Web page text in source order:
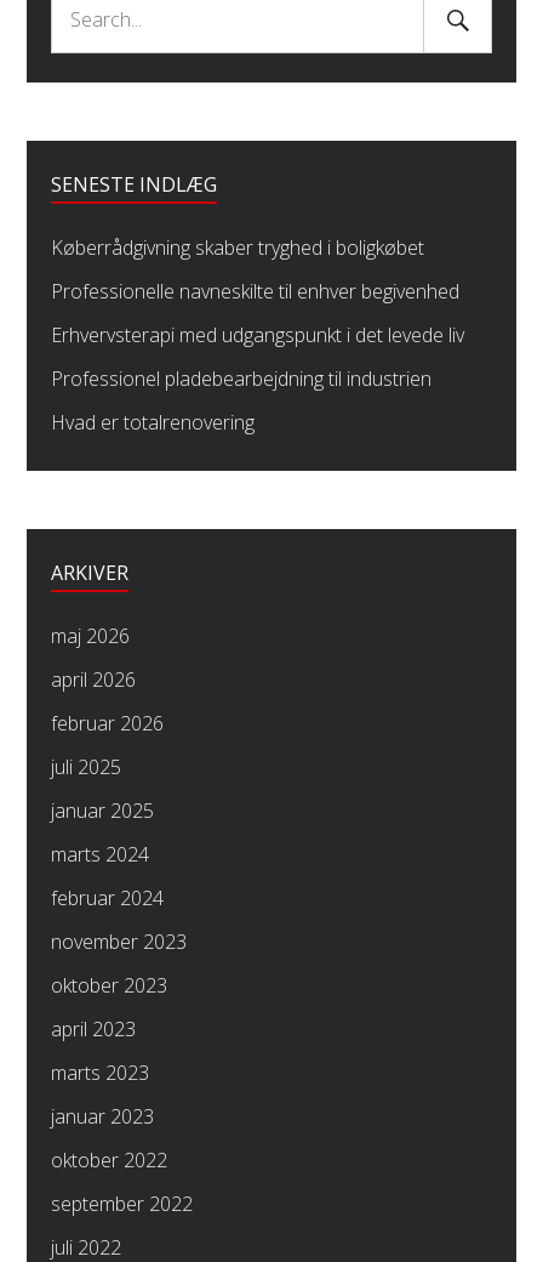
Search
for:
Search
Submit
SENESTE INDLÆG
Køberrådgivning skaber tryghed i boligkøbet
Professionelle navneskilte til enhver begivenhed
Erhvervsterapi med udgangspunkt i det levede liv
Professionel pladebearbejdning til industrien
Hvad er totalrenovering
ARKIVER
maj 2026
april 2026
februar 2026
juli 2025
januar 2025
marts 2024
februar 2024
november 2023
oktober 2023
april 2023
marts 2023
januar 2023
oktober 2022
september 2022
juli 2022